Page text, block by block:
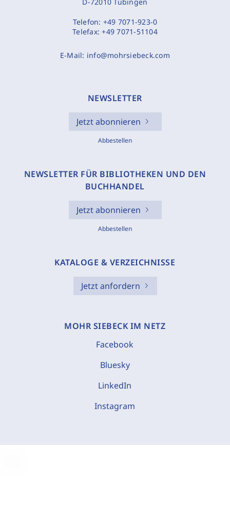
Telefon: +49 7071-923-0
Telefax:+49 7071-51104
E-Mail: info@mohrsiebeck.com
NEWSLETTER
Jetzt abonnieren
Abbestellen
NEWSLETTER FÜR BIBLIOTHEKEN UND DEN
BUCHHANDEL
Jetzt abonnieren
Abbestellen
KATALOGE & VERZEICHNISSE
Jetzt anfordern
MOHR SIEBECK IM NETZ
Facebook
Bluesky
LinkedIn
Instagram